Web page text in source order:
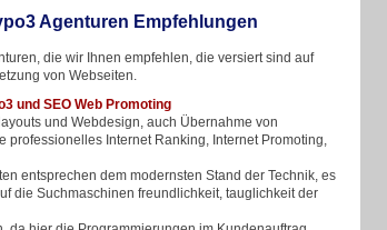
Agenturen Empfehlungen
die wir Ihnen empfehlen, die versiert sind auf
von Webseiten.
und SEO Web Promoting
und Webdesign, auch Übernahme von
professionelles Internet Ranking, Internet Promoting,
entsprechen dem modernsten Stand der Technik, es
die Suchmaschinen freundlichkeit, tauglichkeit der